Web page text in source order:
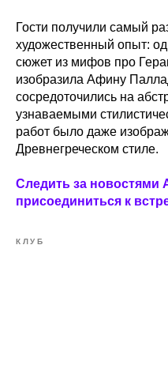
Гости получили самый
художественный опыт:
сюжет из мифов про
изобразила Афину
сосредоточились на
узнаваемыми
работ было даже
Древнегреческом стиле.
Следить за новостями
присоединиться к
КЛУБ